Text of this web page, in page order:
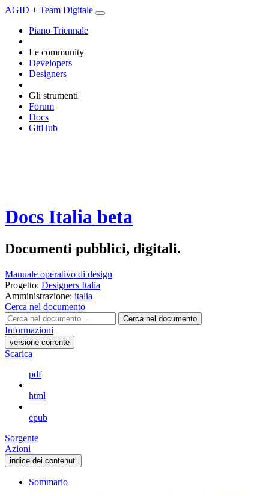
AGID + Team Digitale
Piano Triennale
Le community
Developers
Designers
Gli strumenti
Forum
Docs
GitHub
Docs Italia beta
Documenti pubblici, digitali.
Manuale operativo di design
Progetto: Designers Italia
Amministrazione: italia
Cerca nel documento
Cerca nel documento
Informazioni
versione-corrente
Scarica
pdf
html
epub
Sorgente
Azioni
indice dei contenuti
Sommario